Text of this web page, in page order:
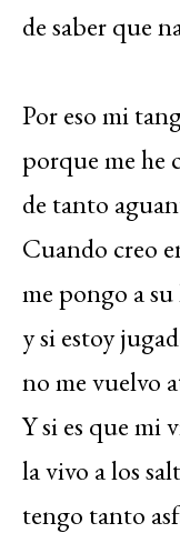
de saber que
Por eso mi
porque me he
de tanto
Cuando creo
me pongo a su
y si estoy
no me vuelvo
Y si es que mi
la vivo a los
tengo tanto